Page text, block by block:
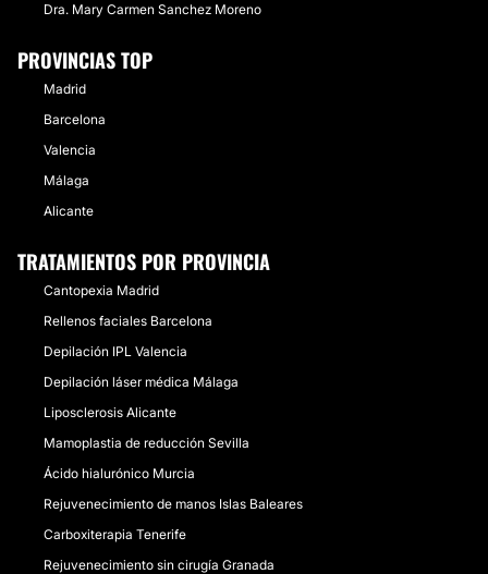
Dra. Mary Carmen Sanchez Moreno
PROVINCIAS TOP
Madrid
Barcelona
Valencia
Málaga
Alicante
TRATAMIENTOS POR PROVINCIA
Cantopexia Madrid
Rellenos faciales Barcelona
Depilación IPL Valencia
Depilación láser médica Málaga
Liposclerosis Alicante
Mamoplastia de reducción Sevilla
Ácido hialurónico Murcia
Rejuvenecimiento de manos Islas Baleares
Carboxiterapia Tenerife
Rejuvenecimiento sin cirugía Granada